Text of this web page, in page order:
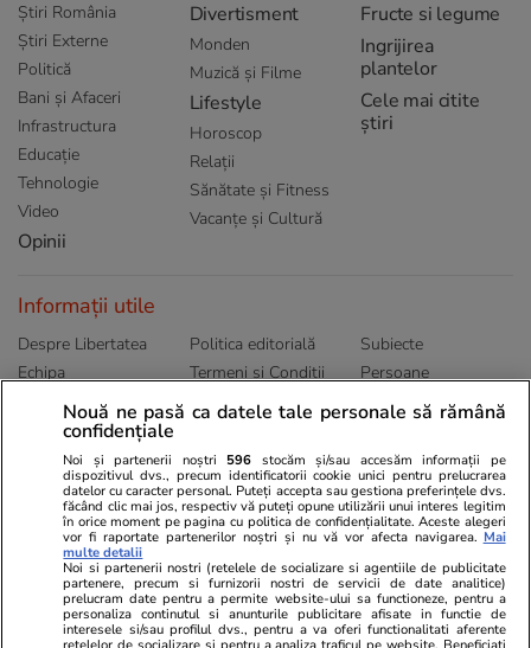
Știri România
Știri Externe
Politică
Bani și Afaceri
Infrastructura
Educație
Tehnologie
Video
Opinii
Divertisment
Monden
Muzică și Filme
Lifestyle
Horoscop
Relații
Sănătate și Fitness
Vacanțe și Cultură
Fructe si legume
Ingrijirea
plantelor
Cele mai citite
știri
Informații utile
Despre Libertatea
Echipa
Publicitate
Politica de
Politica editorială
Termeni și Conditii
Abonamente
Subiecte
Persoane
Sitemap
Ringier România
Libertatea pentru
Unica.ro
Program TV
ELLE
Gazeta Sporturilor
Stiri mondene
Calculator sarcina
Locuri de muncă
Imobiliare.ro
Jobradar24
Imoradar24
Nouă ne pasă ca datele tale personale să rămână
confidențiale
Noi și partenerii noștri 596 stocăm și/sau accesăm informații pe
dispozitivul dvs., precum identificatorii cookie unici pentru prelucrarea
datelor cu caracter personal. Puteți accepta sau gestiona preferințele dvs.
făcând clic mai jos, respectiv vă puteți opune utilizării unui interes legitim
în orice moment pe pagina cu politica de confidențialitate. Aceste alegeri
vor fi raportate partenerilor noștri și nu vă vor afecta navigarea. Mai
multe detalii
Noi si partenerii nostri (retelele de socializare si agentiile de publicitate
partenere, precum si furnizorii nostri de servicii de date analitice)
prelucram date pentru a permite website-ului sa functioneze, pentru a
personaliza continutul si anunturile publicitare afisate in functie de
interesele si/sau profilul dvs., pentru a va oferi functionalitati aferente